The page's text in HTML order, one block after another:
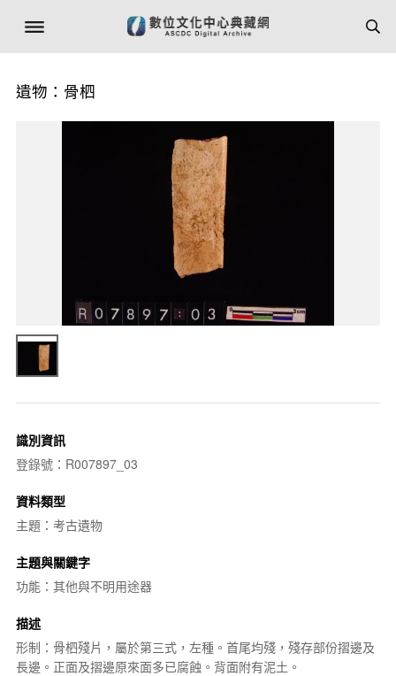
遺物：骨柶
識別資訊
登錄號：R007897_03
資料類型
主題：考古遺物
主題與關鍵字
功能：其他與不明用途器
描述
形制：骨柶殘片，屬於第三式，左種。首尾均殘，殘存部份摺邊及
長邊。正面及摺邊原來面多已腐蝕。背面附有泥土。